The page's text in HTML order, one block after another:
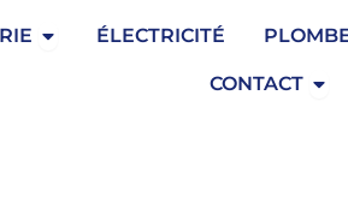
Ouvrir Serrurerie
ÉLECTRICITÉ
CONTACT